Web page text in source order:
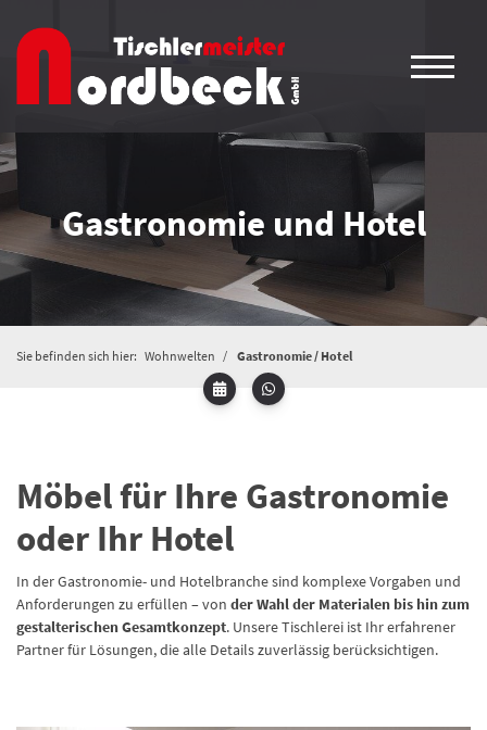
Gastronomie und Hotel
Sie befinden sich hier: Wohnwelten Gastronomie / Hotel
Möbel für Ihre Gastronomie
oder Ihr Hotel
In der Gastronomie- und Hotelbranche sind komplexe Vorgaben und
Anforderungen zu erfüllen – von der Wahl der Materialen bis hin zum
gestalterischen Gesamtkonzept. Unsere Tischlerei ist Ihr erfahrener
Partner für Lösungen, die alle Details zuverlässig berücksichtigen.